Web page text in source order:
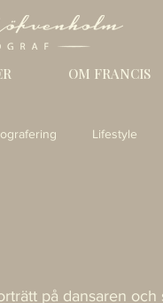
OM FRANCIS
Lifestyle
på dansaren och